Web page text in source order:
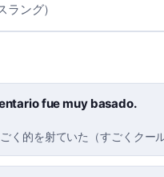
ング）
fue muy basado.
く的を射ていた（すごくクー